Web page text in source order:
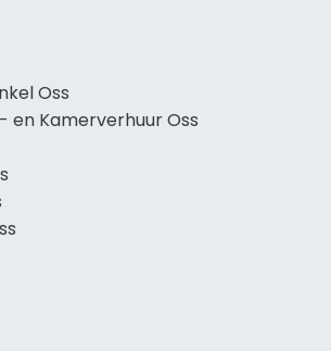
Oss
Kamerverhuur Oss